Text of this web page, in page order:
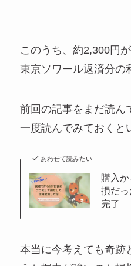
このうち、約2,300円
東京ソワール返済分の
前回の記事をまだ読ん
一度読んでみておくと
あわせて読みたい
購入
損だ
完了
本当に今考えても奇跡